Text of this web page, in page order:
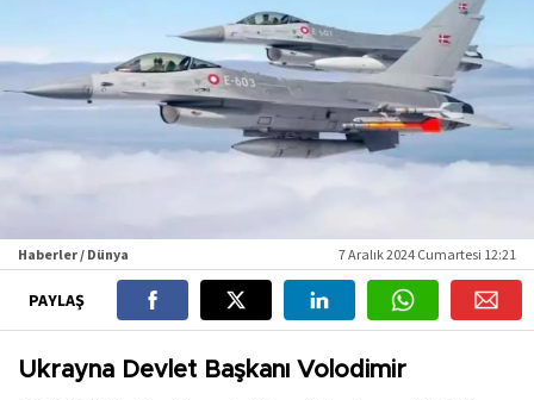
Haberler / Dünya 7 Aralık 2024 Cumartesi 12:21
PAYLAŞ
Ukrayna Devlet Başkanı Volodimir